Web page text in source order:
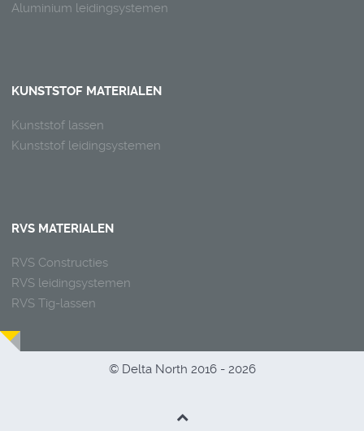
Aluminium leidingsystemen
KUNSTSTOF MATERIALEN
Kunststof lassen
Kunststof leidingsystemen
RVS MATERIALEN
RVS Constructies
RVS leidingsystemen
RVS Tig-lassen
© Delta North 2016 - 2026